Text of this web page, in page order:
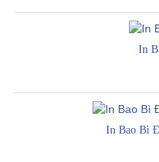
In
In Bao Bì